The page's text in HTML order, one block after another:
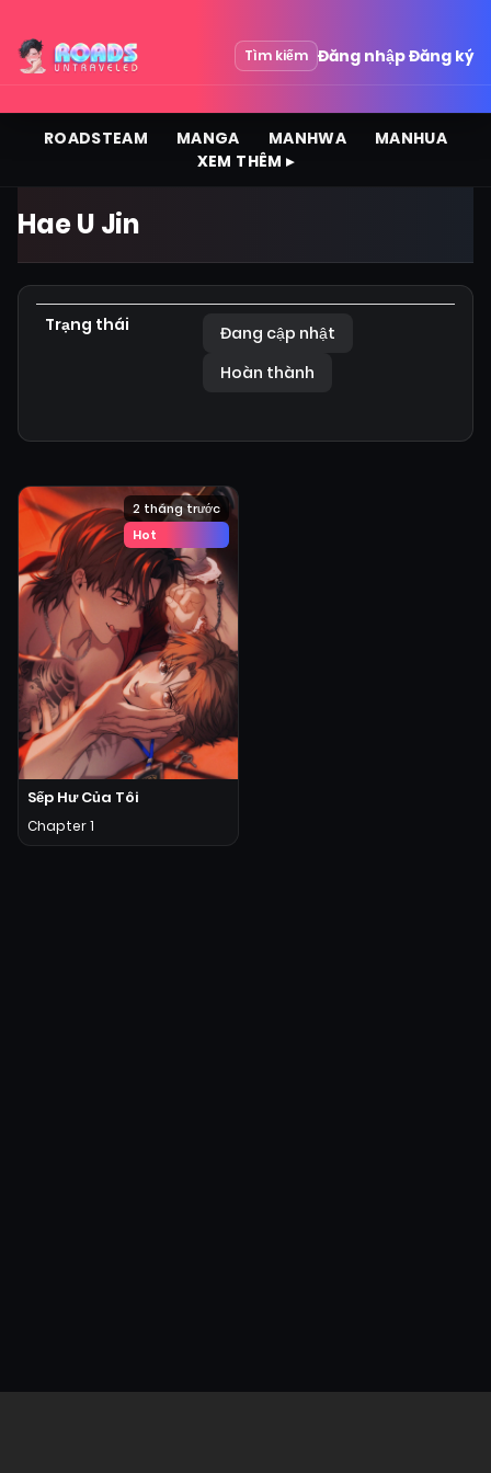
Tìm kiếm Đăng nhậpĐăng ký
ROADSTEAM MANGA MANHWA
MANHUA
XEM THÊM ▸
Hae U Jin
Trạng thái
Đang cập nhật
Hoàn thành
2 tháng trước
Hot
Sếp Hư Của Tôi
Chapter 1